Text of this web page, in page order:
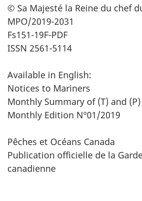
© Sa Majesté la Reine du chef
MPO/2019-2031
Fs151-19F-PDF
ISSN 2561-5114
Available in English:
Notices to Mariners
Monthly Summary of (T) and
Monthly Edition Nº01/2019
Pêches et Océans Canada
Publication officielle de la
canadienne